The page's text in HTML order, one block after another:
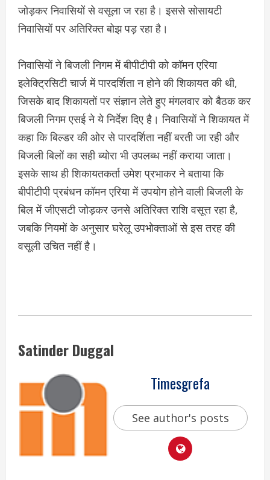
जोड़कर निवासियों से वसूला ज रहा है। इससे सोसायटी
निवासियों पर अतिरिक्त बोझ पड़ रहा है।
निवासियों ने बिजली निगम में बीपीटीपी को कॉमन एरिया
इलेक्ट्रिसिटी चार्ज में पारदर्शिता न होने की शिकायत की थी,
जिसके बाद शिकायतों पर संज्ञान लेते हुए मंगलवार को बैठक कर
बिजली निगम एसई ने ये निर्देश दिए है। निवासियों ने शिकायत में
कहा कि बिल्डर की ओर से पारदर्शिता नहीं बरती जा रही और
बिजली बिलों का सही ब्योरा भी उपलब्ध नहीं कराया जाता।
इसके साथ ही शिकायतकर्ता उमेश प्रभाकर ने बताया कि
बीपीटीपी प्रबंधन कॉमन एरिया में उपयोग होने वाली बिजली के
बिल में जीएसटी जोड़कर उनसे अतिरिक्त राशि वसूत्त रहा है,
जबकि नियमों के अनुसार घरेलू उपभोक्ताओं से इस तरह की
वसूली उचित नहीं है।
Satinder Duggal
Timesgrefa
See author's posts